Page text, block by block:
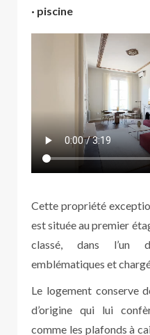
· piscine
Cette propriété
est située au premier
classé, dans l’un
emblématiques et
Le logement conserve
d’origine qui lui
comme les plafonds à